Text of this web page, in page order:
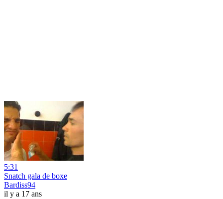
5:31
Snatch gala de boxe
Bardiss94
il y a 17 ans